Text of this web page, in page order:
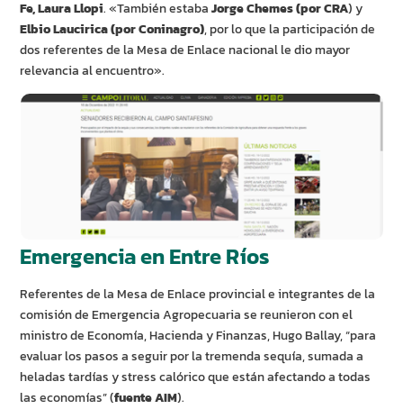
Fe, Laura Llopi. «También estabaJorge Chemes (por CRA) y
Elbio Laucirica (por Coninagro), por lo que la participación de
dos referentes de la Mesa de Enlace nacional le dio mayor
relevancia al encuentro».
Emergencia en Entre Ríos
Referentes de la Mesa de Enlace provincial e integrantes de la
comisión de Emergencia Agropecuaria se reunieron con el
ministro de Economía, Hacienda y Finanzas, Hugo Ballay, “para
evaluar los pasos a seguir por la tremenda sequía, sumada a
heladas tardías y stress calórico que están afectando a todas
las economías” (fuente AIM).